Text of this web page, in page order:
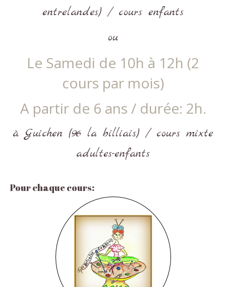
entrelandes) / cours enfants
ou
Le Samedi de 10h à 12h (2
cours par mois)
A partir de 6 ans / durée: 2h.
à Guichen (96 la billiais) / cours mixte
adultes-enfants
Pour chaque cours: